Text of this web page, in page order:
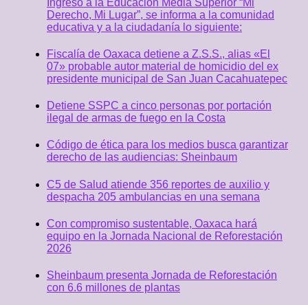
Derecho, Mi Lugar”, se informa a la comunidad
educativa y a la ciudadanía lo siguiente:
Fiscalía de Oaxaca detiene a Z.S.S., alias «El
07» probable autor material de homicidio del ex
presidente municipal de San Juan Cacahuatepec
Detiene SSPC a cinco personas por portación
ilegal de armas de fuego en la Costa
Código de ética para los medios busca garantizar
derecho de las audiencias: Sheinbaum
C5 de Salud atiende 356 reportes de auxilio y
despacha 205 ambulancias en una semana
Con compromiso sustentable, Oaxaca hará
equipo en la Jornada Nacional de Reforestación
2026
Sheinbaum presenta Jornada de Reforestación
con 6.6 millones de plantas